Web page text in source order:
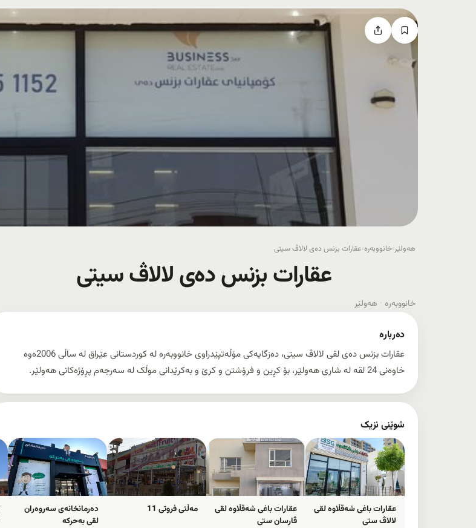
هەولێر›خانووبەرە›عقارات بزنس دەی لالاڤ سیتی
عقارات بزنس دەی لالاڤ سیتی
خانووبەرە · هەولێر
دەربارە
عقارات بزنس دەی لقی لالاڤ سیتی، دەزگایەکی مۆڵەتپێدراوی خانووبەرە لە کوردستانی عێراق لە ساڵی 2006ەوە
خاوەنی 24 لقە لە شاری هەولێر، بۆ کڕین و فرۆشتن و کرێ و بەکرێدانی موڵک لە سەرجەم پڕۆژەکانی هەولێر.
شوێنی نزیک
عقارات باغی شەقڵاوە لقی
لالاڤ ستی
عقارات باغی شەقڵاوە لقی
ڤارسان ستی
مەڵتی فروتی 11
دەرمانخانەی سەروەران
لقی بەحرکە